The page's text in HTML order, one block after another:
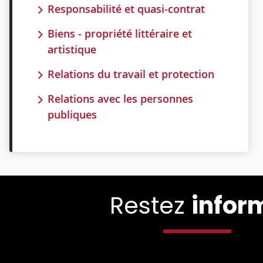
Responsabilité et quasi-contrat
Biens - propriété littéraire et
artistique
Relations du travail et protection
Relations avec les personnes
publiques
Restez